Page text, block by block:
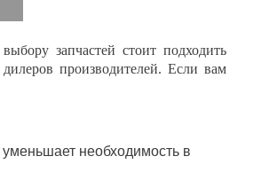
запчастей стоит подходить
производителей. Если вам
уменьшает необходимость в